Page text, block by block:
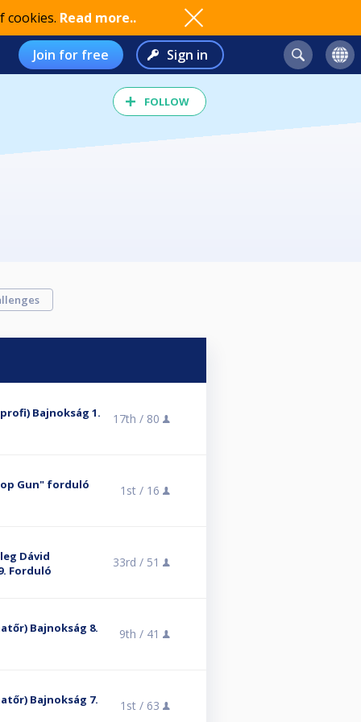
cookies. Read more..
Join for free Sign in
FOLLOW
Bajnokság 1.
17th / 80
Gun" forduló
1st / 16
Dávid
Forduló
33rd / 51
Bajnokság 8.
9th / 41
Bajnokság 7.
1st / 63